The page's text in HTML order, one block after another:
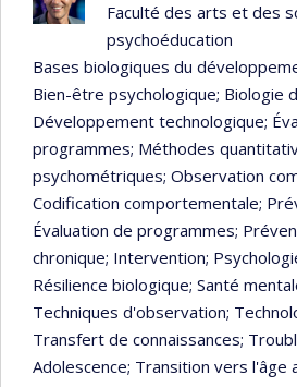
Faculté des arts et des
psychoéducation
Bases biologiques du
Bien-être psychologique; Biologie
Développement technologique;
programmes; Méthodes
psychométriques; Observation
Codification comportementale;
Évaluation de programmes;
chronique; Intervention;
Résilience biologique; Santé
Techniques d'observation;
Transfert de connaissances;
Adolescence; Transition vers l'âge